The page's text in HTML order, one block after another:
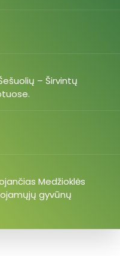
– Širvintų
Medžioklės
gyvūnų